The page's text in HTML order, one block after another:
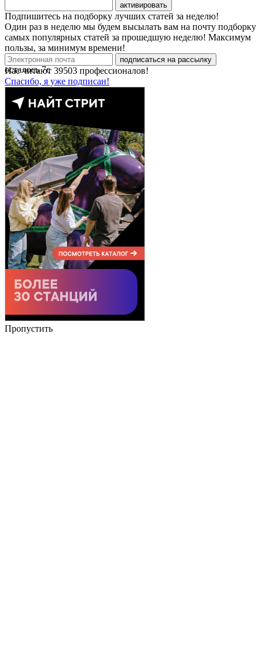
активировать
Подпишитесь на подборку лучших статей за неделю!
Один раз в неделю мы будем высылать вам на почту подборку
самых популярных статей за прошедшую неделю! Максимум
пользы, за минимум времени!
подписаться на рассылку
Нас читают 39503 профессионалов!
Спасибо, я уже подписан!
осталось7с
Пропустить